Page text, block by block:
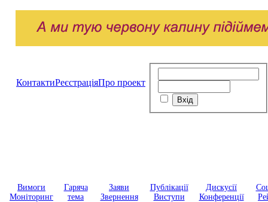
КонтактиРеєстраціяПро проект
Вимоги
Моніторинг
Гаряча
тема
Заяви
Звернення
Публікації
Виступи
Дискусії
Конференції